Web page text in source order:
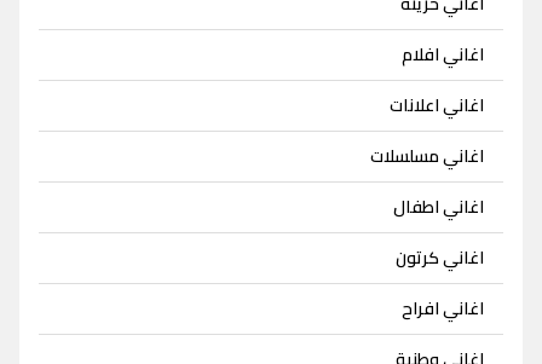
اغاني افلام
اغاني اعلانات
اغاني مسلسلات
اغاني اطفال
اغاني كرتون
اغاني افراح